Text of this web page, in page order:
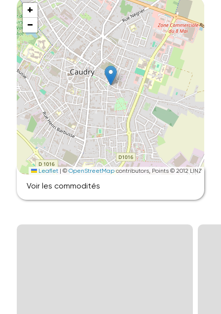
+
−
Leaflet | ©OpenStreetMapcontributors, Points © 2012 LINZ
Voir les commodités